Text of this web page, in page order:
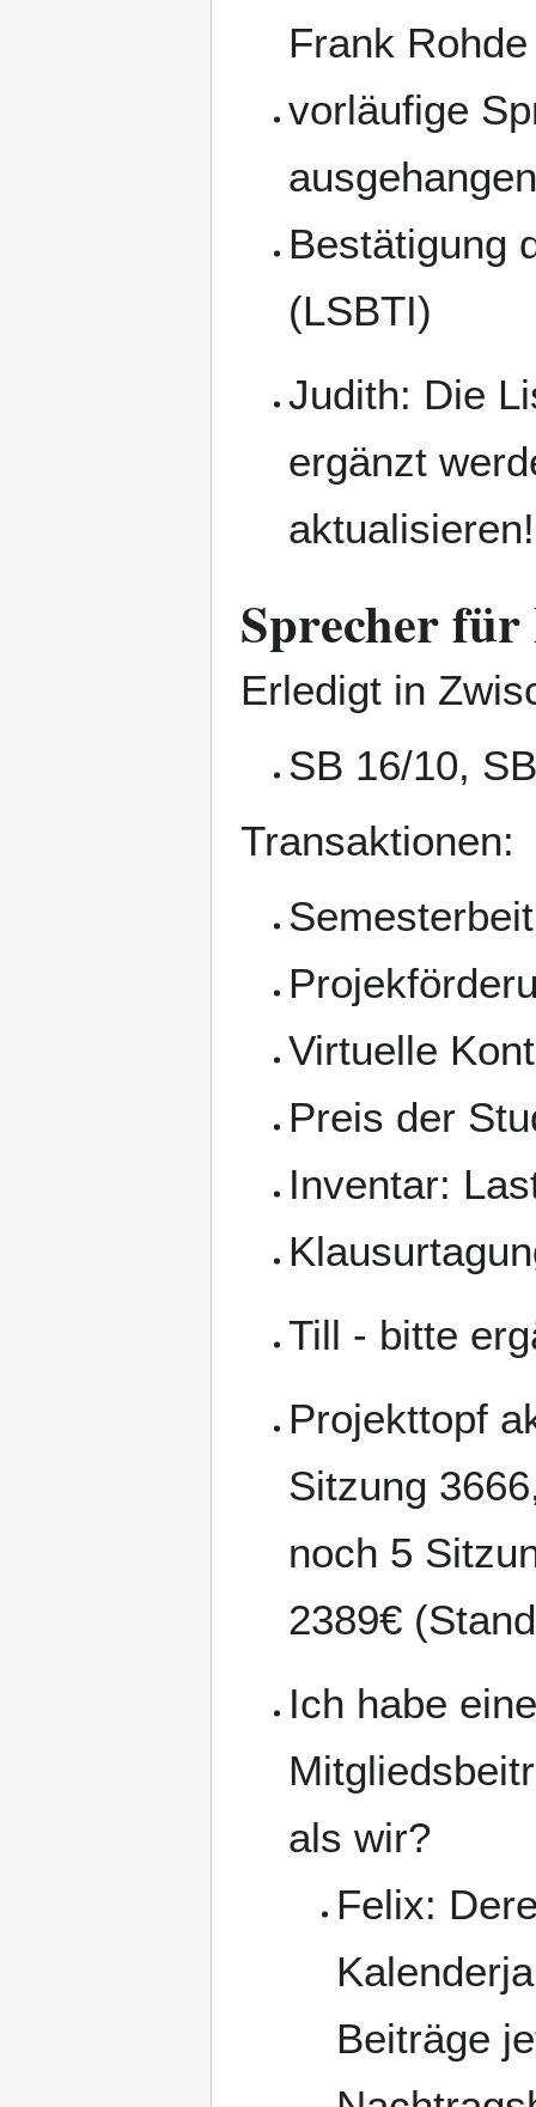
Frank Rohde
vorläufige
ausgehangen
Bestätigung
(LSBTI)
Judith: Die
ergänzt
aktualisieren!
Sprecher für
Erledigt in
SB 16/10,
Transaktionen:
Virtuelle
Preis der
Inventar:
Till - bitte
Projekttopf
Sitzung
noch 5
2389€
Ich habe
als wir?
Felix:
Beiträge